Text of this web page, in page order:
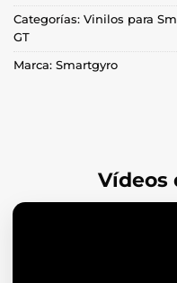
Categorías: Vinilos para
GT
Marca: Smartgyro
Vídeos